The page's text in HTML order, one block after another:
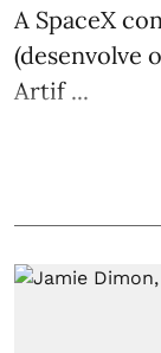
A SpaceX
(desenvolve
Artif ...